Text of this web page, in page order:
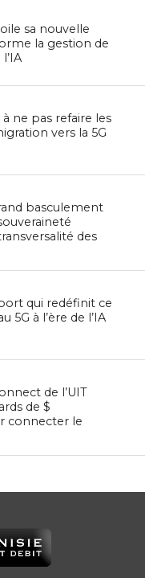
sa nouvelle
la gestion de
à ne pas refaire les
vers la 5G
basculement
des
qui redéfinit ce
5G à l’ère de l’IA
de l’UIT
de $
connecter le